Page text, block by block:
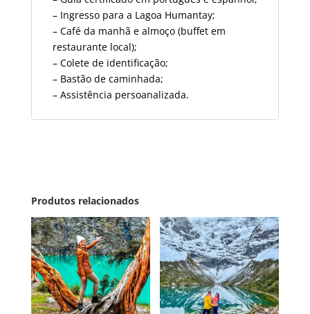
– Ingresso para a Lagoa Humantay;
– Café da manhã e almoço (buffetem
restaurante local);
– Colete de identificação;
– Bastão de caminhada;
– Assistência persoanalizada.
Produtos relacionados